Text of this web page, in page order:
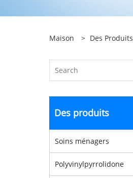
Maison > Des Produits
Des produits
Soins ménagers
Polyvinylpyrrolidone